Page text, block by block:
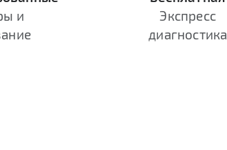
и
Экспресс
диагностика